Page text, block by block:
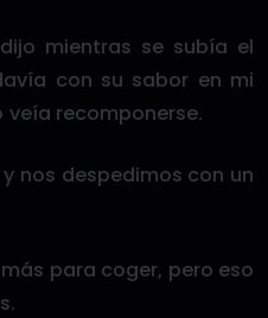
mientras se subía el
con su sabor en mi
recomponerse.
nos despedimos con un
para coger, pero eso